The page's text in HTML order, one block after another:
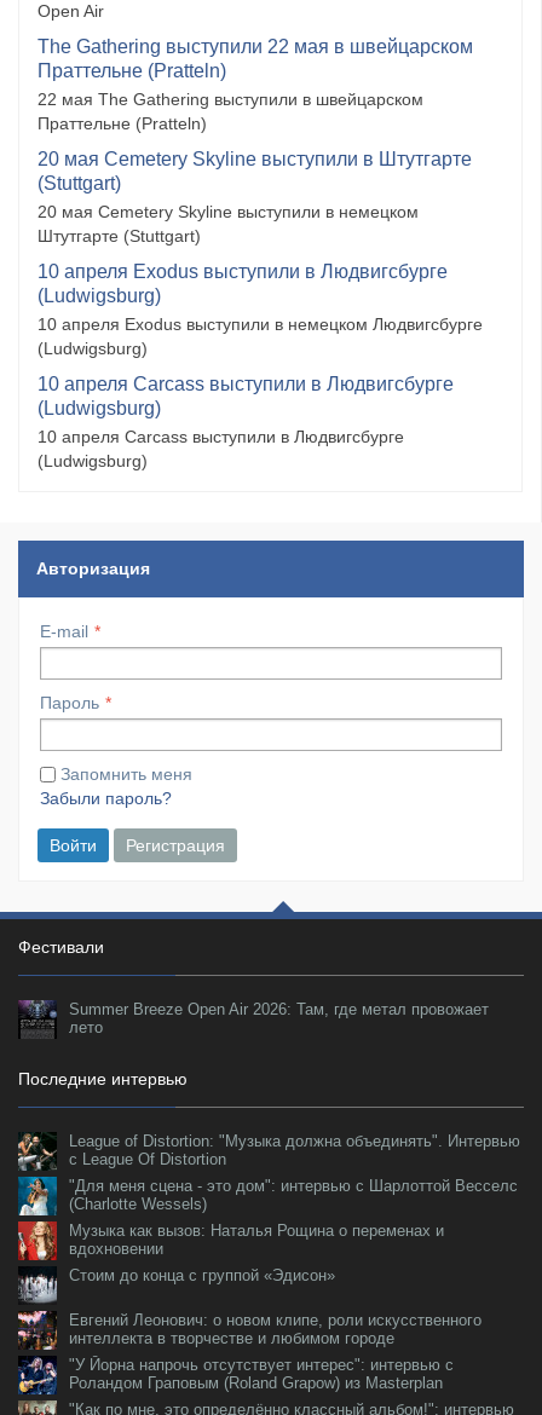
Open Air
The Gathering выступили 22 мая в швейцарском
Праттельне (Pratteln)
22 мая The Gathering выступили в швейцарском
Праттельне (Pratteln)
20 мая Cemetery Skyline выступили в Штутгарте
(Stuttgart)
20 мая Cemetery Skyline выступили в немецком
Штутгарте (Stuttgart)
10 апреля Exodus выступили в Людвигсбурге
(Ludwigsburg)
10 апреля Exodus выступили в немецком Людвигсбурге
(Ludwigsburg)
10 апреля Carcass выступили в Людвигсбурге
(Ludwigsburg)
10 апреля Carcass выступили в Людвигсбурге
(Ludwigsburg)
Авторизация
E-mail
Пароль
Запомнить меня
Забыли пароль?
Войти Регистрация
Фестивали
Summer Breeze Open Air 2026: Там, где метал провожает
лето
Последние интервью
League of Distortion: "Музыка должна объединять". Интервью
с League Of Distortion
"Для меня сцена - это дом": интервью с Шарлоттой Весселс
(Charlotte Wessels)
Музыка как вызов: Наталья Рощина о переменах и
вдохновении
Стоим до конца с группой «Эдисон»
Евгений Леонович: о новом клипе, роли искусственного
интеллекта в творчестве и любимом городе
"У Йорна напрочь отсутствует интерес": интервью с
Роландом Граповым (Roland Grapow) из Masterplan
"Как по мне, это определённо классный альбом!": интервью